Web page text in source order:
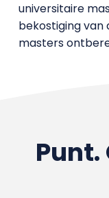
universitaire
bekostiging van
masters